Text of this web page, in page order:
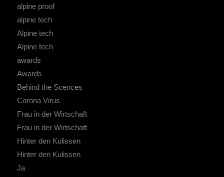
alpine proof
alpine tech
Alpine tech
Alpine tech
awards
Awards
Behind the Scences
Corona Virus
Frau in der Wirtschaft
Frau in der Wirtschaft
Hinter den Kulissen
Hinter den Kulissen
Ja